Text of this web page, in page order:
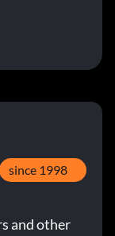
since 1998
and other